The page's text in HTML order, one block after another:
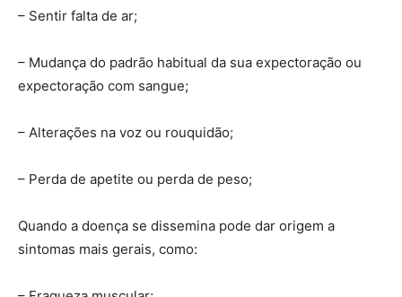
– Sentir falta de ar;
– Mudança do padrão habitual da sua expectoração ou
expectoração com sangue;
– Alterações na voz ou rouquidão;
– Perda de apetite ou perda de peso;
Quando a doença se dissemina pode dar origem a
sintomas mais gerais, como: